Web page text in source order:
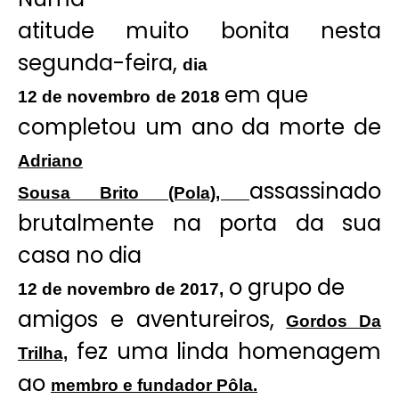
atitude muito bonita nesta
segunda-feira, dia
12 de novembro de 2018 em que
completou um ano da morte de
Adriano
Sousa Brito (Pola), assassinado
brutalmente na porta da sua
casa no dia
12 de novembro de 2017, o grupo de
amigos e aventureiros,Gordos Da
Trilha, fez uma linda homenagem
ao membro e fundador Pôla.